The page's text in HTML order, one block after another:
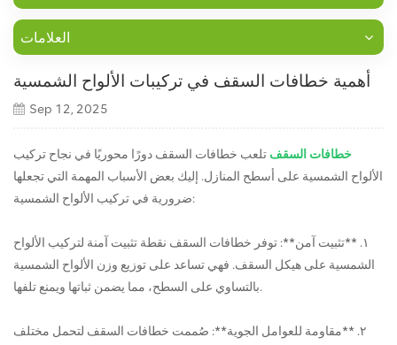
العلامات
أهمية خطافات السقف في تركيبات الألواح الشمسية
Sep 12, 2025
خطافات السقف تلعب خطافات السقف دورًا محوريًا في نجاح تركيب
الألواح الشمسية على أسطح المنازل. إليك بعض الأسباب المهمة التي تجعلها
ضرورية في تركيب الألواح الشمسية:
١. **تثبيت آمن**: توفر خطافات السقف نقطة تثبيت آمنة لتركيب الألواح
الشمسية على هيكل السقف. فهي تساعد على توزيع وزن الألواح الشمسية
بالتساوي على السطح، مما يضمن ثباتها ويمنع تلفها.
٢. **مقاومة للعوامل الجوية**: صُممت خطافات السقف لتحمل مختلف